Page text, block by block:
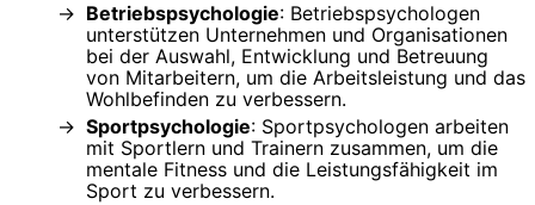
Betriebspsychologie: Betriebspsychologen
unterstützen Unternehmen und Organisationen
bei der Auswahl, Entwicklung und Betreuung
von Mitarbeitern, um die Arbeitsleistung und das
Wohlbefinden zu verbessern.
Sportpsychologie: Sportpsychologen arbeiten
mit Sportlern und Trainern zusammen, um die
mentale Fitness und die Leistungsfähigkeit im
Sport zu verbessern.